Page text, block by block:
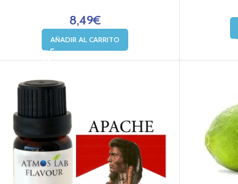
8,49€
AÑADIR AL CARRITO